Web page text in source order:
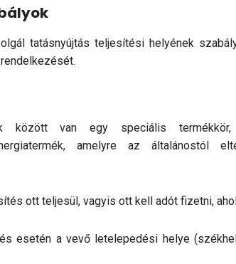
tatásnyújtás teljesítési helyének
között van egy speciális
amelyre az általánostól
ott teljesül, vagyis ott kell adót fizetni,
esetén a vevő letelepedési helye